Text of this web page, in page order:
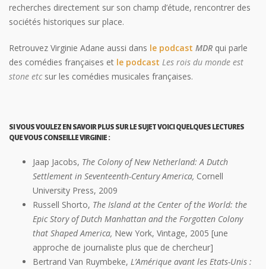
recherches directement sur son champ d’étude, rencontrer des
sociétés historiques sur place.
Retrouvez Virginie Adane aussi dans le podcast MDR qui parle
des comédies françaises et le podcast Les rois du monde est
stone etcsur les comédies musicales françaises.
SI VOUS VOULEZ EN SAVOIR PLUS SUR LE SUJET VOICI QUELQUES LECTURES
QUE VOUS CONSEILLE VIRGINIE :
Jaap Jacobs, The Colony of New Netherland: A Dutch
Settlement in Seventeenth-Century America, Cornell
University Press, 2009
Russell Shorto, The Island at the Center of the World: the
Epic Story of Dutch Manhattan and the Forgotten Colony
that Shaped America, New York, Vintage, 2005 [une
approche de journaliste plus que de chercheur]
Bertrand Van Ruymbeke, L’Amérique avant les Etats-Unis :